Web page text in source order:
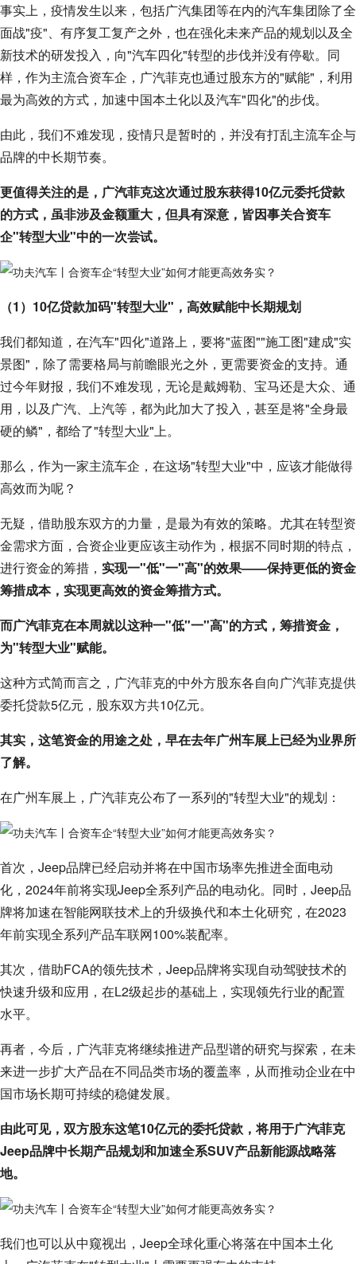
事实上，疫情发生以来，包括广汽集团等在内的汽车集团除了全
面战"疫"、有序复工复产之外，也在强化未来产品的规划以及全
新技术的研发投入，向"汽车四化"转型的步伐并没有停歇。同
样，作为主流合资车企，广汽菲克也通过股东方的"赋能"，利用
最为高效的方式，加速中国本土化以及汽车"四化"的步伐。
由此，我们不难发现，疫情只是暂时的，并没有打乱主流车企与
品牌的中长期节奏。
更值得关注的是，广汽菲克这次通过股东获得10亿元委托贷款
的方式，虽非涉及金额重大，但具有深意，皆因事关合资车
企"转型大业"中的一次尝试。
（1）10亿贷款加码"转型大业"，高效赋能中长期规划
我们都知道，在汽车"四化"道路上，要将"蓝图""施工图"建成"实
景图"，除了需要格局与前瞻眼光之外，更需要资金的支持。通
过今年财报，我们不难发现，无论是戴姆勒、宝马还是大众、通
用，以及广汽、上汽等，都为此加大了投入，甚至是将"全身最
硬的鳞"，都给了"转型大业"上。
那么，作为一家主流车企，在这场"转型大业"中，应该才能做得
高效而为呢？
无疑，借助股东双方的力量，是最为有效的策略。尤其在转型资
金需求方面，合资企业更应该主动作为，根据不同时期的特点，
进行资金的筹措， 实现一"低"一"高"的效果——保持更低的资金
筹措成本，实现更高效的资金筹措方式。
而广汽菲克在本周就以这种一"低"一"高"的方式，筹措资金，
为"转型大业"赋能。
这种方式简而言之，广汽菲克的中外方股东各自向广汽菲克提供
委托贷款5亿元，股东双方共10亿元。
其实，这笔资金的用途之处，早在去年广州车展上已经为业界所
了解。
在广州车展上，广汽菲克公布了一系列的"转型大业"的规划：
首次，Jeep品牌已经启动并将在中国市场率先推进全面电动
化，2024年前将实现Jeep全系列产品的电动化。同时，Jeep品
牌将加速在智能网联技术上的升级换代和本土化研究，在2023
年前实现全系列产品车联网100%装配率。
其次，借助FCA的领先技术，Jeep品牌将实现自动驾驶技术的
快速升级和应用，在L2级起步的基础上，实现领先行业的配置
水平。
再者，今后，广汽菲克将继续推进产品型谱的研究与探索，在未
来进一步扩大产品在不同品类市场的覆盖率，从而推动企业在中
国市场长期可持续的稳健发展。
由此可见，双方股东这笔10亿元的委托贷款，将用于广汽菲克
Jeep品牌中长期产品规划和加速全系SUV产品新能源战略落
地。
我们也可以从中窥视出，Jeep全球化重心将落在中国本土化